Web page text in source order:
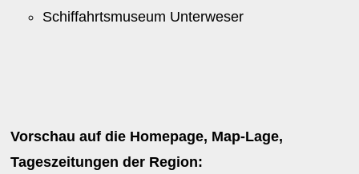
Schiffahrtsmuseum Unterweser
Vorschau auf die Homepage, Map-Lage,
Tageszeitungen der Region: